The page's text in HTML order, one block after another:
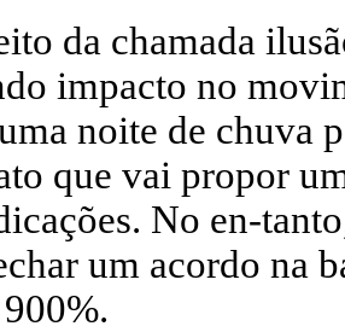
da chamada
impacto no
noite de chuva
que vai propor
No en-
um acordo na